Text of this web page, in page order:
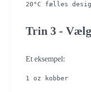
20°C fælles
Trin 3 -
Et eksempel:
1 oz kobber